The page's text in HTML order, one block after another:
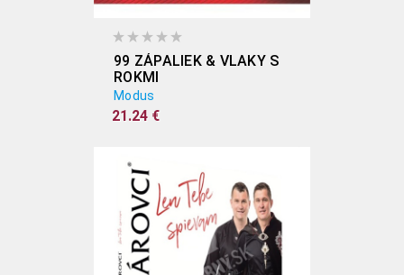
99 ZÁPALIEK & VLAKY S
ROKMI
Modus
21.24 €